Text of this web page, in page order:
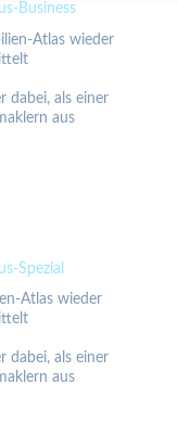
Business
Atlas wieder
dabei, als einer
aus
Spezial
Atlas wieder
dabei, als einer
aus